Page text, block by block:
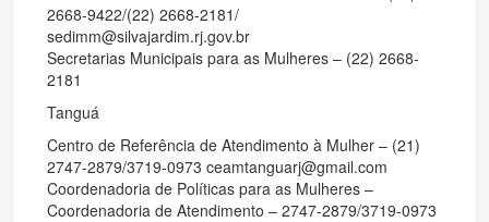
2668-9422/(22) 2668-2181/
sedimm@silvajardim.rj.gov.br
Secretarias Municipais para as Mulheres – (22) 2668-
2181
Tanguá
Centro de Referência de Atendimento à Mulher – (21)
2747-2879/3719-0973 ceamtanguarj@gmail.com
Coordenadoria de Políticas para as Mulheres –
Coordenadoria de Atendimento – 2747-2879/3719-0973